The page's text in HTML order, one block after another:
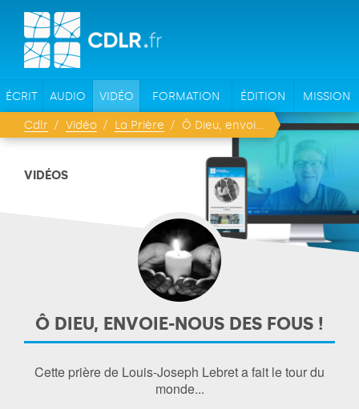
ÉCRIT AUDIO VIDÉO FORMATION ÉDITION MISSION
Cdlr Vidéo La Prière Ô Dieu, envoie-nous des fous !
VIDÉOS
Ô DIEU, ENVOIE-NOUS DES FOUS !
Cette prière de Louis-Joseph Lebret a fait le tour du
monde...